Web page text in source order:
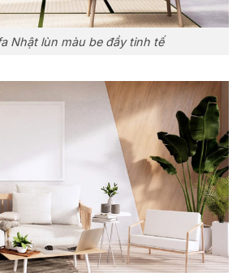
Nhật lùn màu be đầy tinh tế